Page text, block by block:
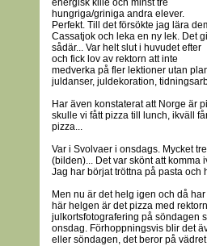
energisk kille och minst tre
hungriga/griniga andra elever.
Perfekt. Till det försökte jag lära
Cassatjok och leka en ny lek. Det
sådär... Var helt slut i huvudet efter
och fick lov av rektorn att inte
medverka på fler lektioner utan
juldanser, juldekoration,
Har även konstaterat att Norge är
skulle vi fått pizza till lunch, ikväll
pizza...
Var i Svolvaer i onsdags. Mycket
(bilden)... Det var skönt att komma
Jag har börjat tröttna på pasta och
Men nu är det helg igen och då
här helgen är det pizza med
julkortsfotografering på söndagen
onsdag. Förhoppningsvis blir det
eller söndagen, det beror på